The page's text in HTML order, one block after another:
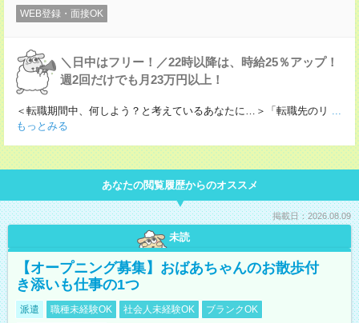
WEB登録・面接OK
＼日中はフリー！／22時以降は、時給25％アップ！
週2回だけでも月23万円以上！
＜転職期間中、何しよう？と考えているあなたに…＞「転職先のリ ...
もっとみる
あなたの閲覧履歴からのオススメ
掲載日：2026.08.09
未読
【オープニング募集】おばあちゃんのお散歩付
き添いも仕事の1つ
派遣 職種未経験OK 社会人未経験OK
ブランクOK